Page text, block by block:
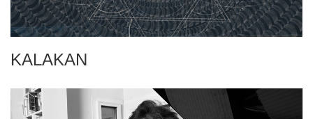
KALAKAN